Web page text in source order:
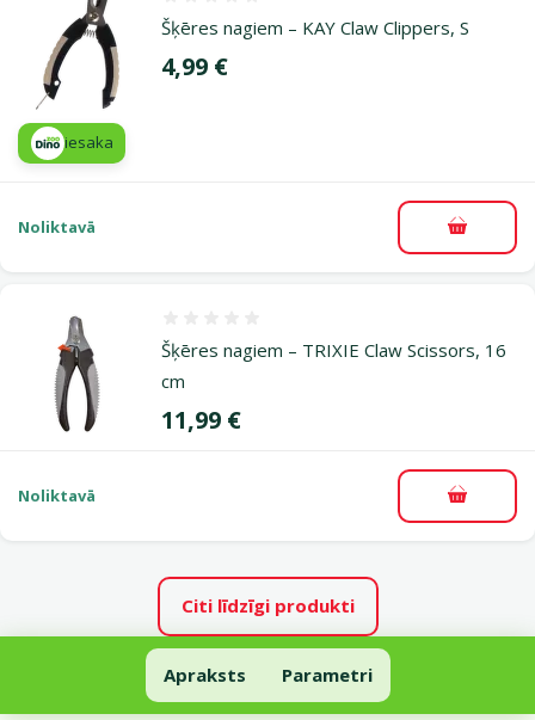
Šķēres nagiem – KAY Claw Clippers, S
Cena
4,99 €
iesaka
Noliktavā
Šķēres nagiem – TRIXIE Claw Scissors, 16
cm
Cena
11,99 €
Noliktavā
Citi līdzīgi produkti
Šķēres nagiem – Trixie Claw Scissors, 8 cm
Apraksts Parametri
Uz lapas sākumu